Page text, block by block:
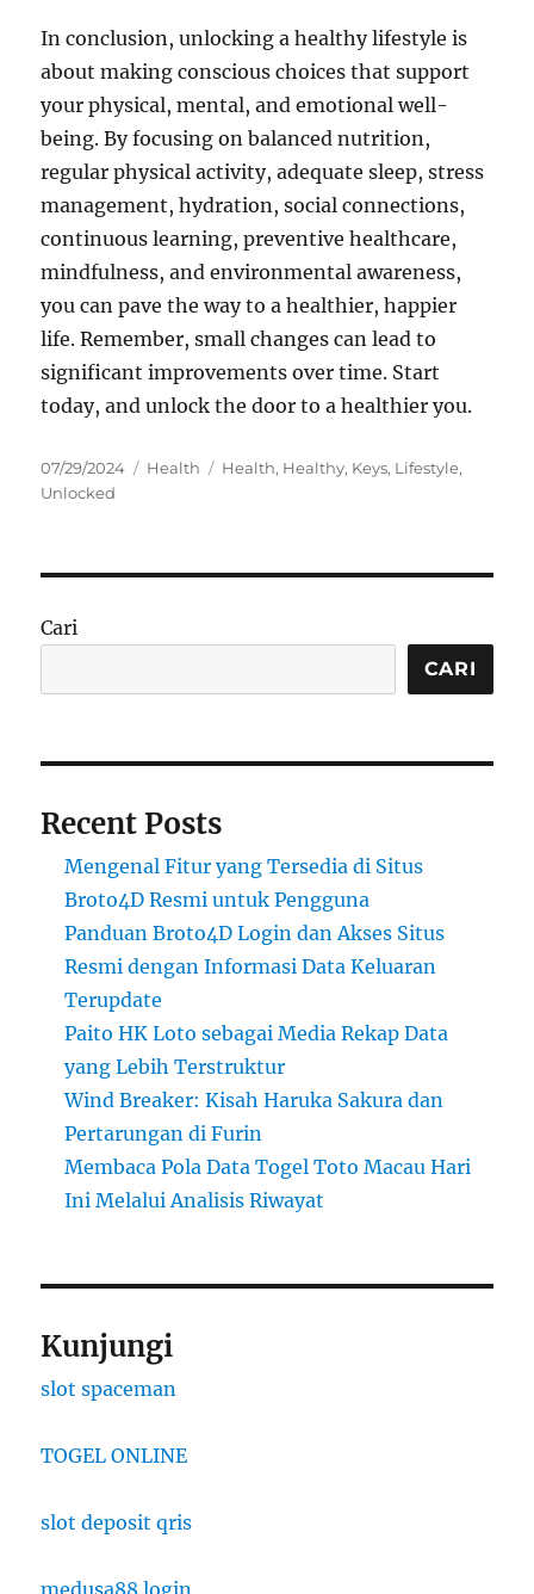
In conclusion, unlocking a healthy lifestyle is
about making conscious choices that support
your physical, mental, and emotional well-
being. By focusing on balanced nutrition,
regular physical activity, adequate sleep, stress
management, hydration, social connections,
continuous learning, preventive healthcare,
mindfulness, and environmental awareness,
you can pave the way to a healthier, happier
life. Remember, small changes can lead to
significant improvements over time. Start
today, and unlock the door to a healthier you.
Posted
on
07/29/2024 Categories
Health Tags
Health, Healthy, Keys, Lifestyle,
Unlocked
Cari
CARI
Recent Posts
Mengenal Fitur yang Tersedia di Situs
Broto4D Resmi untuk Pengguna
Panduan Broto4D Login dan Akses Situs
Resmi dengan Informasi Data Keluaran
Terupdate
Paito HK Loto sebagai Media Rekap Data
yang Lebih Terstruktur
Wind Breaker: Kisah Haruka Sakura dan
Pertarungan di Furin
Membaca Pola Data Togel Toto Macau Hari
Ini Melalui Analisis Riwayat
Kunjungi
slot spaceman
TOGEL ONLINE
slot deposit qris
medusa88 login